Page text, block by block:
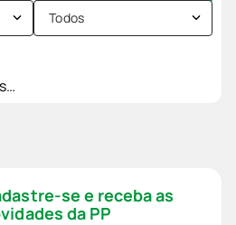
Todos
se e receba as
da PP